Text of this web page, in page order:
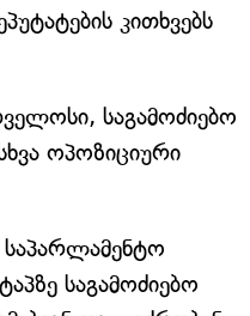
კითხვებს
საგამოძიებო
ოპოზიციური
საპარლამენტო
საგამოძიებო